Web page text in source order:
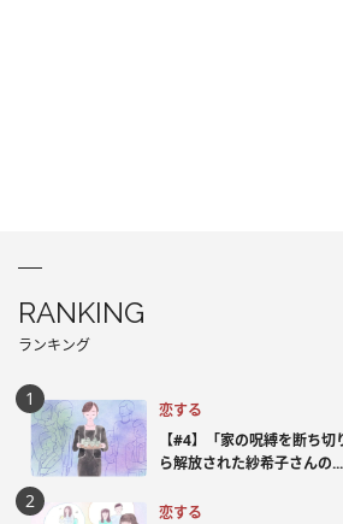
RANKING
ランキング
恋する
【#4】「家の呪縛を断ち
ら解放された紗希子さんの...
恋する